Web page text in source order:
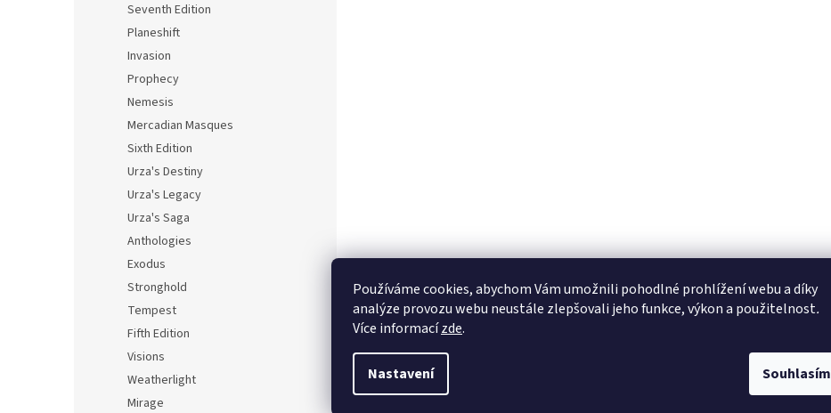
Používáme cookies, abychom Vám umožnili pohodlné prohlížení webu a díky
analýze provozu webu neustále zlepšovali jeho funkce, výkon a použitelnost.
Více informacízde.
Nastavení Souhlasím
Seventh Edition
Planeshift
Invasion
Prophecy
Nemesis
Mercadian Masques
Sixth Edition
Urza's Destiny
Urza's Legacy
Urza's Saga
Anthologies
Exodus
Stronghold
Tempest
Fifth Edition
Visions
Weatherlight
Mirage